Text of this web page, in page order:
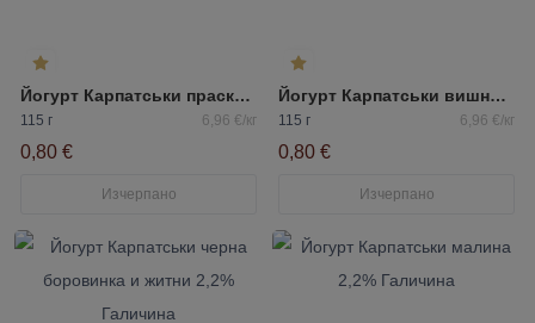
Йогурт Карпатськи праскова 1,5% Галичина
115 г 6,96 €/кг
0,80 €
Изчерпано
Йогурт Карпатськи вишна 1,5% Галичина
115 г 6,96 €/кг
0,80 €
Изчерпано